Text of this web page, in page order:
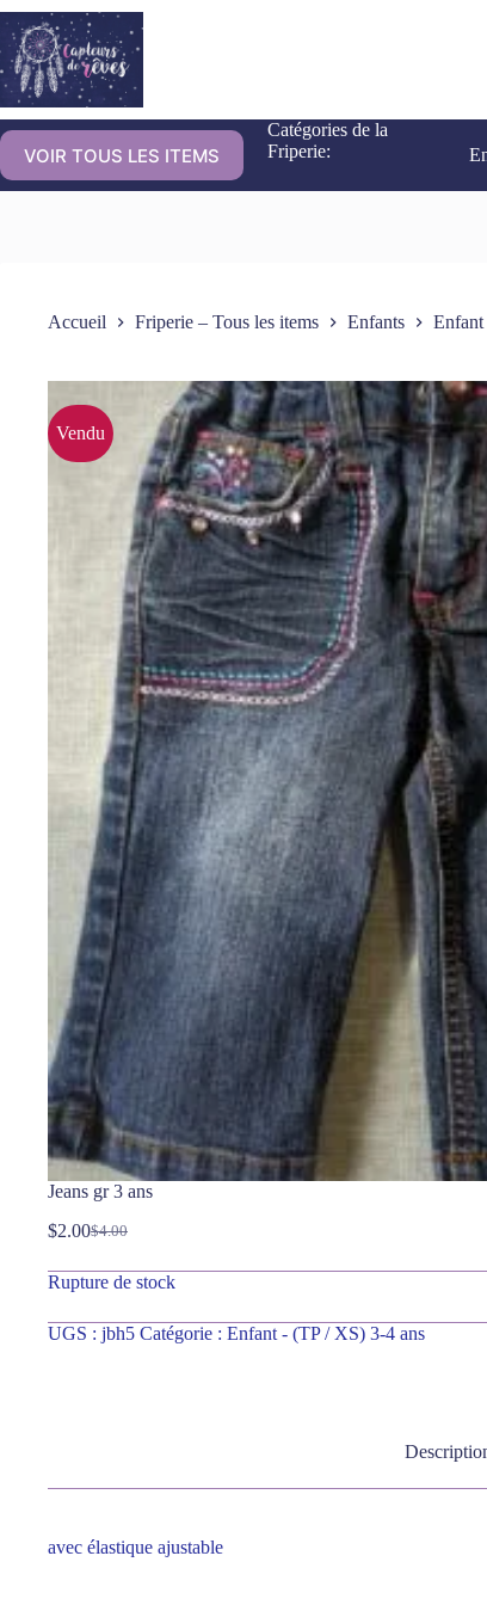
VOIR TOUS LES ITEMS
Catégories de la
Friperie:
Accueil Friperie – Tous les items Enfants
Vendu
Jeans gr 3 ans
$4.00
$2.00
Rupture de stock
UGS : jbh5 Catégorie : Enfant - (TP / XS) 3-4 ans
avec élastique ajustable